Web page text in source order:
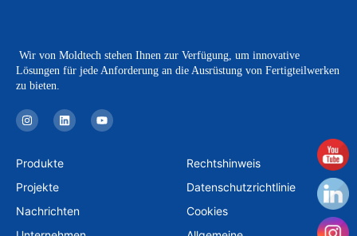
Wir von Moldtech stehen Ihnen zur Verfügung, um innovative
Lösungen für jede Anforderung an die Ausrüstung von Fertigteilwerken
zu bieten.
I
n
s
a
g
a
L
i
n
d
Y
o
u
Produkte
Projekte
Nachrichten
Rechtshinweis
Datenschutzrichtlinie
Cookies